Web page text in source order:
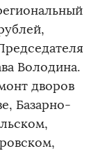
Володина.
дворов
Базарно-